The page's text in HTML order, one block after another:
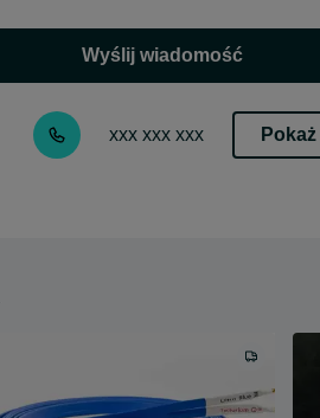
Wyślij wiadomość
xxx xxx xxx Pokaż